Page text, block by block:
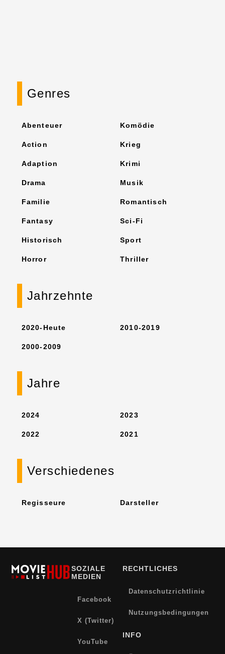
Genres
Abenteuer
Action
Adaption
Drama
Familie
Fantasy
Historisch
Horror
Komödie
Krieg
Krimi
Musik
Romantisch
Sci-Fi
Sport
Thriller
Jahrzehnte
2020-Heute
2000-2009
2010-2019
Jahre
2024
2022
2023
2021
Verschiedenes
Regisseure Darsteller
SOZIALE
MEDIEN
Facebook
X (Twitter)
YouTube
RECHTLICHES
Datenschutzrichtlinie
Nutzungsbedingungen
INFO